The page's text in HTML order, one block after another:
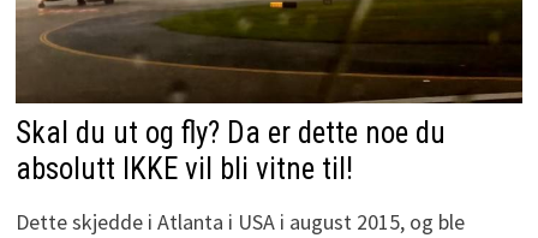
Skal du ut og fly? Da er dette noe du
absolutt IKKE vil bli vitne til!
Dette skjedde i Atlanta i USA i august 2015, og ble